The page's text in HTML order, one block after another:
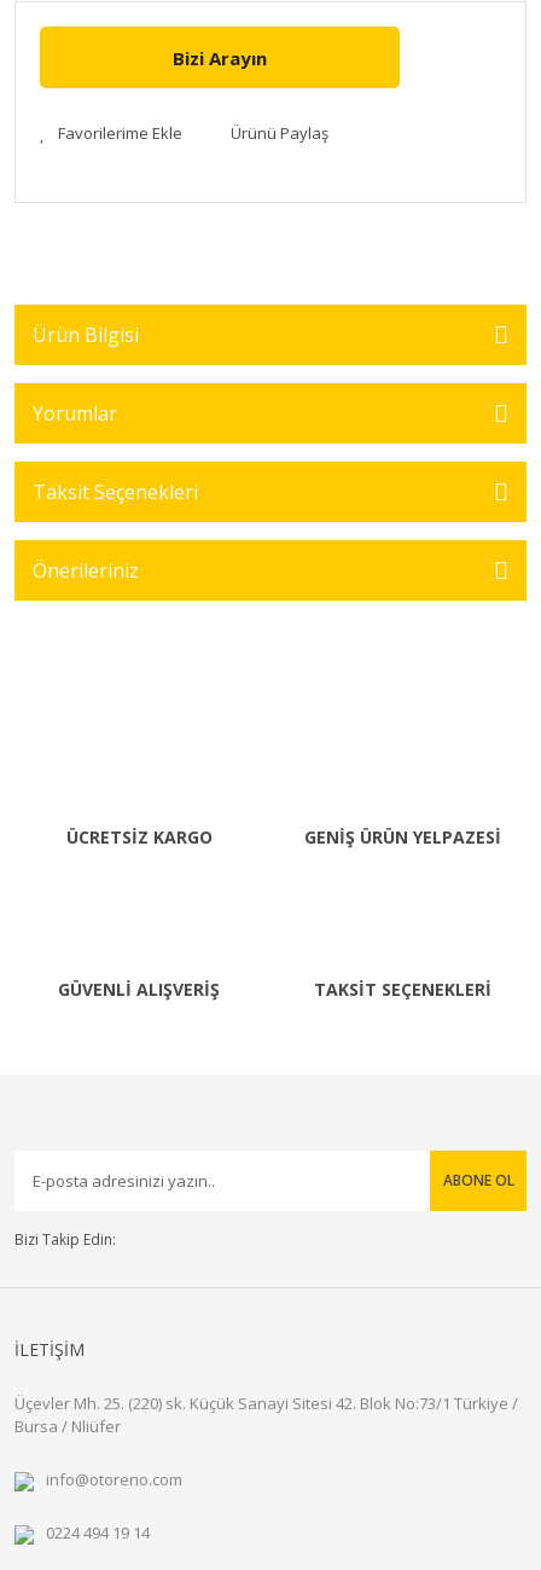
Bizi Arayın
Ürünü Paylaş
Ürün Bilgisi
Yorumlar
Taksit Seçenekleri
Önerileriniz
ÜCRETSİZ KARGO GENİŞ ÜRÜN YELPAZESİ
GÜVENLİ ALIŞVERİŞ TAKSİT SEÇENEKLERİ
ABONE OL
Bizi Takip Edin:
İLETİŞİM
Üçevler Mh. 25. (220) sk. Küçük Sanayi Sitesi 42. Blok No:73/1 Türkiye /
Bursa / Nliüfer
info@otoreno.com
0224 494 19 14